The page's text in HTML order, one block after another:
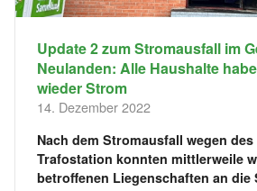
Update 2 zum Stromausfall im
Neulanden: Alle Haushalte
wieder Strom
14. Dezember 2022
Nach dem Stromausfall wegen
Trafostation konnten mittlerweile
betroffenen Liegenschaften an